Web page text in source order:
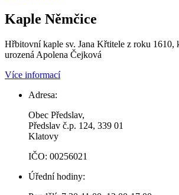
Kaple Němčice
Hřbitovní kaple sv. Jana Křtitele z roku 1610,
urozená Apolena Čejková
Více informací
Adresa:
Obec Předslav,
Předslav č.p. 124, 339 01
Klatovy
IČO: 00256021
Úřední hodiny: